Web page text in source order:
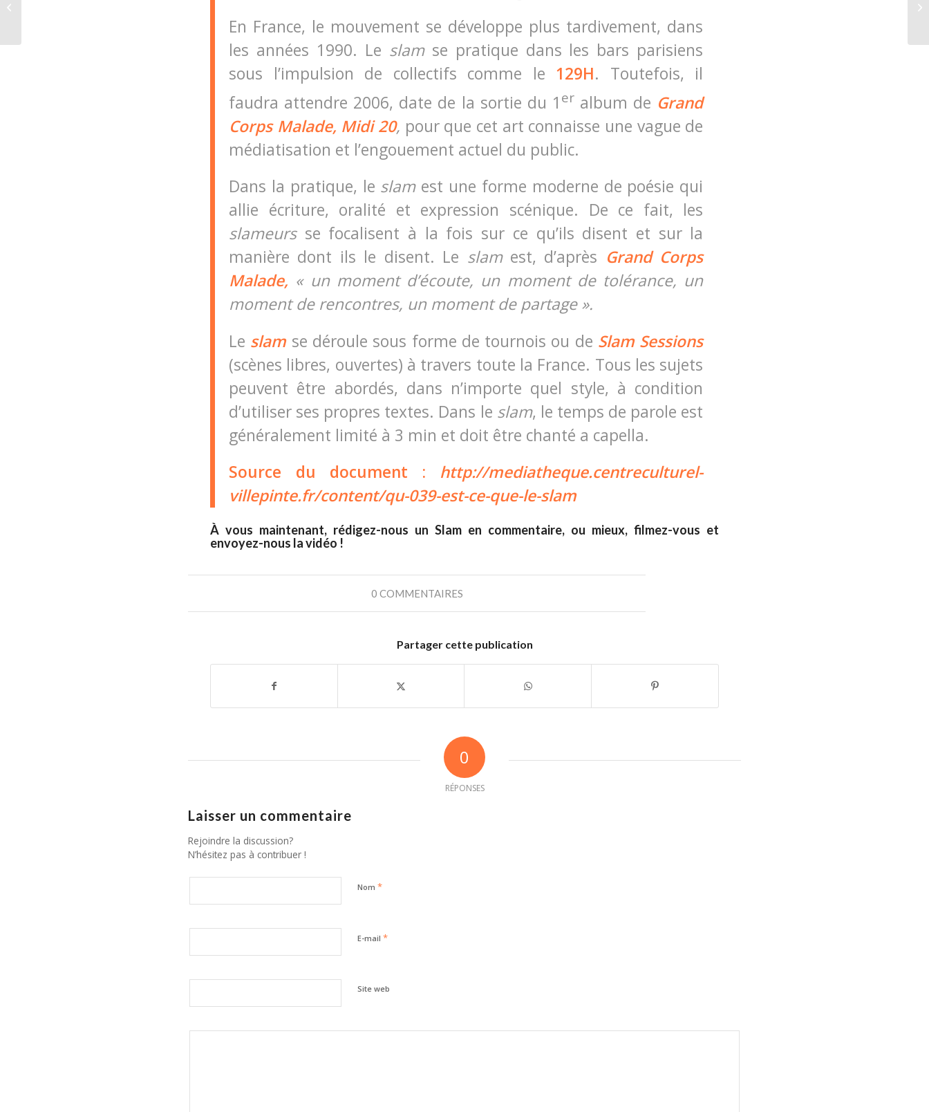
En France, le mouvement se développe plus tardivement, dans
les années 1990. Le slamse pratique dans les bars parisiens
sous l’impulsion de collectifs comme le 129H. Toutefois, il
faudra attendre 2006, date de la sortie du 1 eralbum de Grand
Corps Malade, Midi 20, pour que cet art connaisse une vague de
médiatisation et l’engouement actuel du public.
Dans la pratique, le slamest une forme moderne de poésie qui
allie écriture, oralité et expression scénique. De ce fait, les
slameursse focalisent à la fois sur ce qu’ils disent et sur la
manière dont ils le disent. Le slamest, d’après Grand Corps
Malade, « un moment d’écoute, un moment de tolérance, un
moment de rencontres, un moment de partage ».
Le slamse déroule sous forme de tournois ou de Slam Sessions
(scènes libres, ouvertes) à travers toute la France. Tous les sujets
peuvent être abordés, dans n’importe quel style, à condition
d’utiliser ses propres textes. Dans le slam, le temps de parole est
généralement limité à 3 min et doit être chanté a capella.
Source du document : http://mediatheque.centreculturel-
villepinte.fr/content/qu-039-est-ce-que-le-slam
À vous maintenant, rédigez-nous un Slam en commentaire, ou mieux, filmez-vous et
envoyez-nous la vidéo !
0 COMMENTAIRES
Partager cette publication
0
RÉPONSES
Laisser un commentaire
Rejoindre la discussion?
N’hésitez pas à contribuer !
Nom *
E-mail *
Site web